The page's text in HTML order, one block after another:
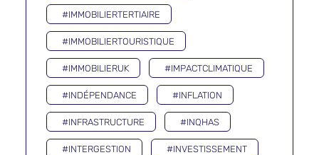
#IMMOBILIERTERTIAIRE
#IMMOBILIERTOURISTIQUE
#IMMOBILIERUK #IMPACTCLIMATIQUE
#INDÉPENDANCE #INFLATION
#INFRASTRUCTURE #INQHAS
#INTERGESTION #INVESTISSEMENT